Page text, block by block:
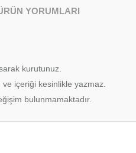
YORUMLARI
kurutunuz.
içeriği kesinlikle yazmaz.
bulunmamaktadır.